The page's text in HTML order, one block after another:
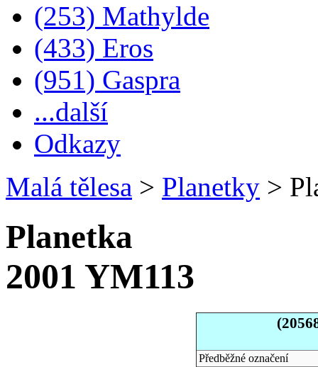
(253) Mathylde
(433) Eros
(951) Gaspra
...další
Odkazy
Malá tělesa > Planetky >
Planetka
2001 YM113
Předběžné označení